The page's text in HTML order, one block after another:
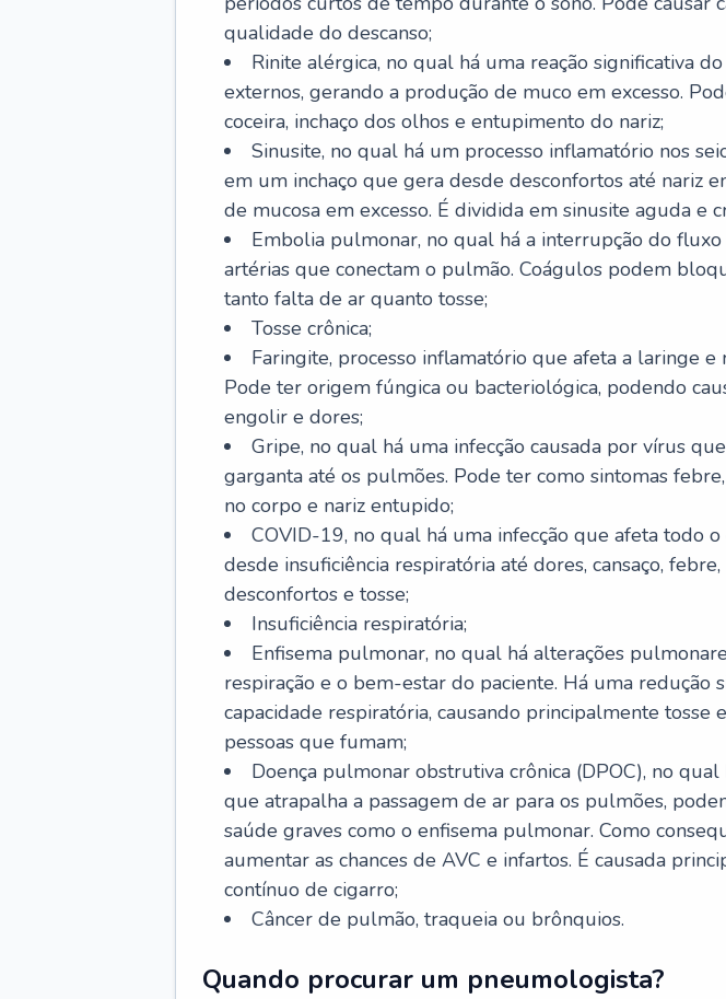
qualidade do descanso;
Rinite alérgica, no qual há uma reação significativa
externos, gerando a produção de muco em excesso.
coceira, inchaço dos olhos e entupimento do nariz;
Sinusite, no qual há um processo inflamatório nos
em um inchaço que gera desde desconfortos até nariz
de mucosa em excesso. É dividida em sinusite aguda e
Embolia pulmonar, no qual há a interrupção do fluxo
artérias que conectam o pulmão. Coágulos podem
tanto falta de ar quanto tosse;
Tosse crônica;
Faringite, processo inflamatório que afeta a laringe e
Pode ter origem fúngica ou bacteriológica, podendo
engolir e dores;
Gripe, no qual há uma infecção causada por vírus
garganta até os pulmões. Pode ter como sintomas
no corpo e nariz entupido;
COVID-19, no qual há uma infecção que afeta todo o
desde insuficiência respiratória até dores, cansaço,
desconfortos e tosse;
Insuficiência respiratória;
Enfisema pulmonar, no qual há alterações
respiração e o bem-estar do paciente. Há uma redução
capacidade respiratória, causando principalmente tosse
pessoas que fumam;
Doença pulmonar obstrutiva crônica (DPOC), no
que atrapalha a passagem de ar para os pulmões,
saúde graves como o enfisema pulmonar. Como
aumentar as chances de AVC e infartos. É causada
contínuo de cigarro;
Câncer de pulmão, traqueia ou brônquios.
Quando procurar um pneumologista?